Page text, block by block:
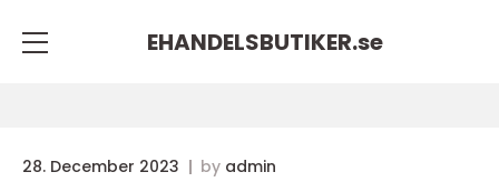
EHANDELSBUTIKER.se
28. December 2023 by admin